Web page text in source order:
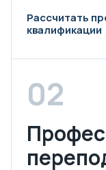
Рассчитать
квалификации
02